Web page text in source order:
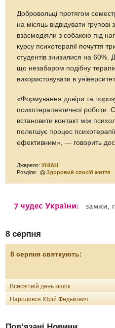
Добровольці протягом
на місяць відвідувати
взаємодіяли з собакою під
курсу психотерапії почуття
студентів знизилися на 60%.
що незабаром подібну
використовувати в
«Формування довіри та
психотерапевтичної роботи.
встановити контакт між
полегшує процес
ефективним», — говорить
Джерело:УНІАН
Розділи:
Здоровий спосіб життя
8 серпня
8 серпня святкують:
Всесвітній день кішок
Народився Юрій Федькович